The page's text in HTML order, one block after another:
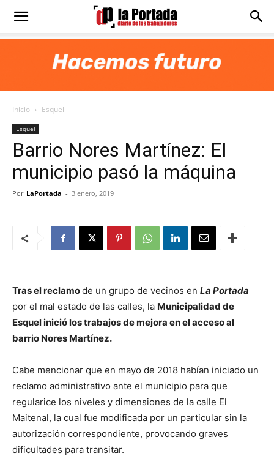
Diario
Portada
Inicio Esquel
Esquel
Barrio Nores Martínez: El
municipio pasó la máquina
Por LaPortada - 3 enero, 2019
Tras el reclamode un grupo de vecinos en La Portada
por el mal estado de las calles, la Municipalidad de
Esquel inició los trabajos de mejora en el acceso al
barrio Nores Martínez.
Cabe mencionar que en mayo de 2018 habían iniciado un
reclamo administrativo ante el municipio para que
regularice los niveles y dimensiones de la calle El
Maitenal, la cual fue modificada por un particular sin la
autorización correspondiente, provocando graves
dificultades para transitar.